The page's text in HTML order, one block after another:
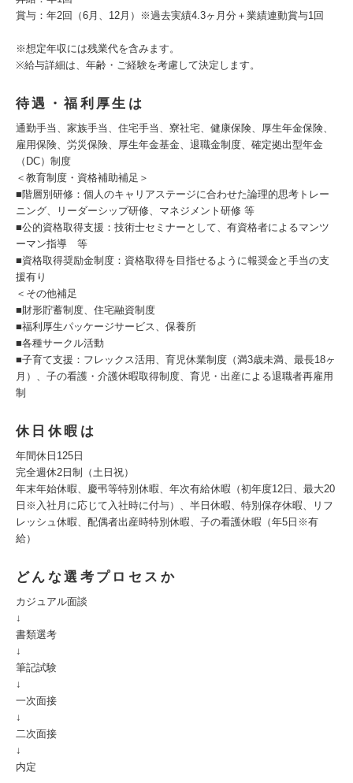
賞与：年2回（6月、12月）※過去実績4.3ヶ月分＋業績連動賞与1回
※想定年収には残業代を含みます。
※給与詳細は、年齢・ご経験を考慮して決定します。
待遇・福利厚生は
通勤手当、家族手当、住宅手当、寮社宅、健康保険、厚生年金保険、
雇用保険、労災保険、厚生年金基金、退職金制度、確定拠出型年金
（DC）制度
＜教育制度・資格補助補足＞
■階層別研修：個人のキャリアステージに合わせた論理的思考トレー
ニング、リーダーシップ研修、マネジメント研修 等
■公的資格取得支援：技術士セミナーとして、有資格者によるマンツ
ーマン指導 等
■資格取得奨励金制度：資格取得を目指せるように報奨金と手当の支
援有り
＜その他補足
■財形貯蓄制度、住宅融資制度
■福利厚生パッケージサービス、保養所
■各種サークル活動
■子育て支援：フレックス活用、育児休業制度（満3歳未満、最長18ヶ
月）、子の看護・介護休暇取得制度、育児・出産による退職者再雇用
制
休日休暇は
年間休日125日
完全週休2日制（土日祝）
年末年始休暇、慶弔等特別休暇、年次有給休暇（初年度12日、最大20
日※入社月に応じて入社時に付与）、半日休暇、特別保存休暇、リフ
レッシュ休暇、配偶者出産時特別休暇、子の看護休暇（年5日※有
給）
どんな選考プロセスか
カジュアル面談
↓
書類選考
↓
筆記試験
↓
一次面接
↓
二次面接
↓
内定